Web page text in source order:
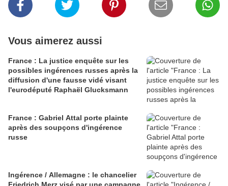
Vous aimerez aussi
France : La justice enquête sur les
possibles ingérences russes après la
diffusion d'une fausse vidé visant
l'eurodéputé Raphaël Glucksmann
France : Gabriel Attal porte plainte
après des soupçons d'ingérence
russe
Ingérence / Allemagne : le chancelier